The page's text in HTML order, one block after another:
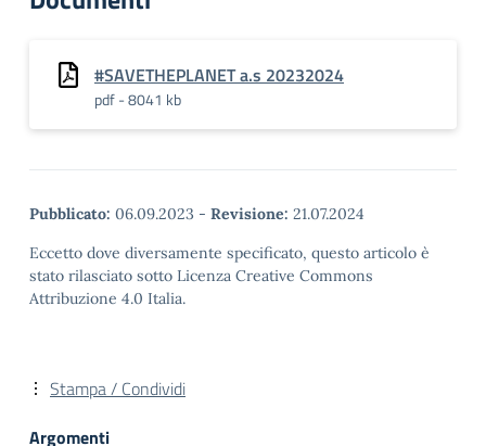
maggiore per il
ai cambiamenti climatici.
Ogni scuola può aderire
dell'albero organizzando,
#SAVETHEPLANET a.s 20232024
pdf - 8041 kb
Pubblicato: 06.09.2023 - Revisione: 21.07.2024
Eccetto dove diversamente specificato, questo articolo è
stato rilasciato sotto Licenza Creative Commons
Attribuzione 4.0 Italia.
Stampa / Condividi
Argomenti